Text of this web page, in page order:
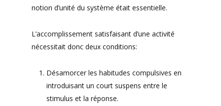
notion d’unité du système était essentielle.
L’accomplissement satisfaisant d’une activité
nécessitait donc deux conditions:
Désamorcer les habitudes compulsives en
introduisant un court suspens entre le
stimulus et la réponse.